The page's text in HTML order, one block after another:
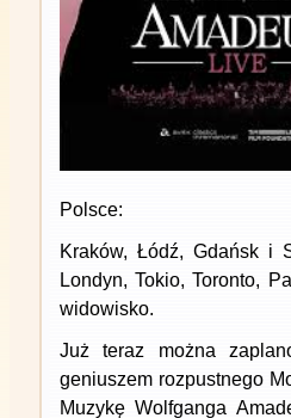
Polsce:
Kraków, Łódź, Gdańsk i
Londyn, Tokio, Toronto,
widowisko.
Już teraz można
geniuszem rozpustnego
Muzykę Wolfganga